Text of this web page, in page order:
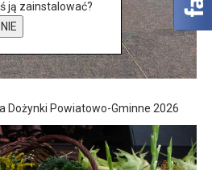
Dożynki Powiatowo-Gminne 2026
ją zainstalować?
NIE